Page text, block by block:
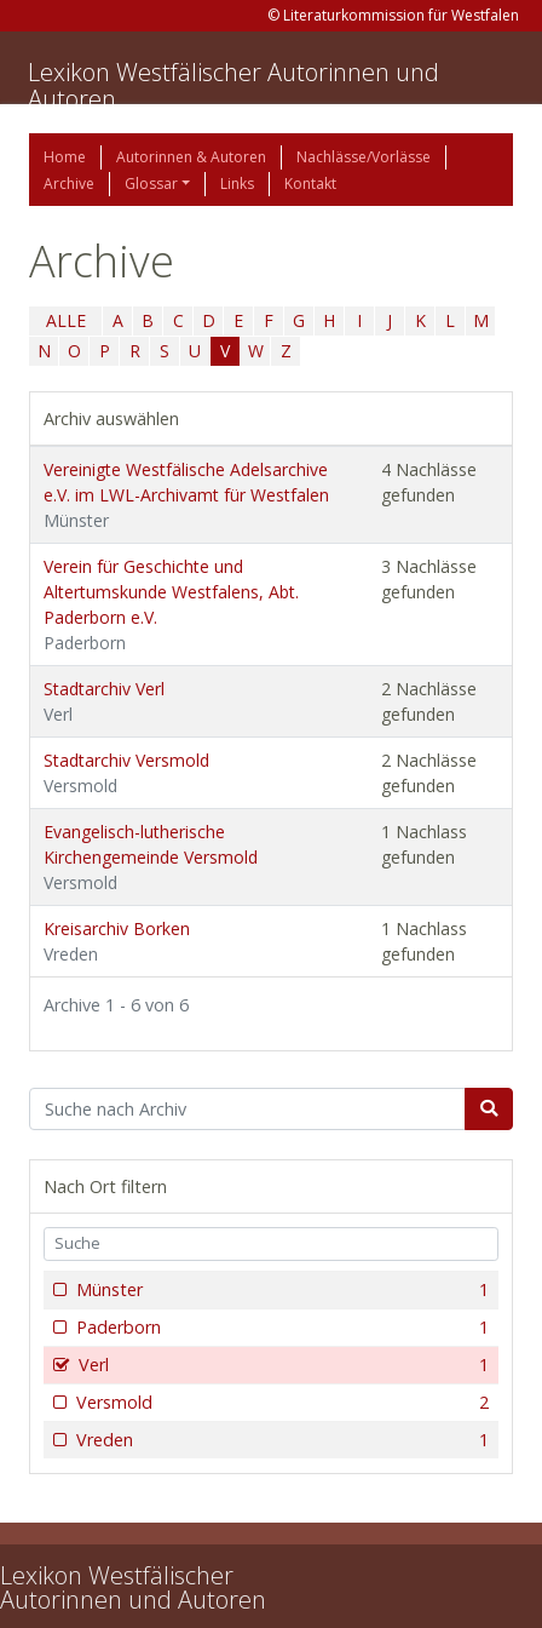
© Literaturkommission für Westfalen
Lexikon Westfälischer Autorinnen und
Autoren
Home Autorinnen & Autoren
Nachlässe/Vorlässe
Archive
Glossar Links Kontakt
Archive
ALLE A B C D E F G H I J K L
M
N
O P R S U V W Z
Archiv auswählen
Vereinigte Westfälische Adelsarchive
e.V. im LWL-Archivamt für Westfalen
Münster
4 Nachlässe
gefunden
Verein für Geschichte und
Altertumskunde Westfalens, Abt.
Paderborn e.V.
Paderborn
3 Nachlässe
gefunden
Stadtarchiv Verl
Verl
2 Nachlässe
gefunden
Stadtarchiv Versmold
Versmold
2 Nachlässe
gefunden
Evangelisch-lutherische
Kirchengemeinde Versmold
Versmold
1 Nachlass
gefunden
Kreisarchiv Borken
Vreden
1 Nachlass
gefunden
Archive 1 - 6 von 6
Nach Ort filtern
1
Münster
1
Paderborn
1
Verl
2
Versmold
1
Vreden
Lexikon Westfälischer
Autorinnen und Autoren